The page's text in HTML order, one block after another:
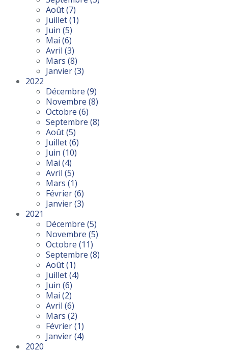
Août(7)
Juillet(1)
Juin (5)
Mai (6)
Avril (3)
Mars (8)
Janvier(3)
2022
Décembre (9)
Novembre (8)
Octobre (6)
Septembre (8)
Août(5)
Juillet(6)
Juin (10)
Mai (4)
Avril (5)
Mars (1)
Février(6)
Janvier(3)
2021
Décembre (5)
Novembre (5)
Octobre (11)
Septembre (8)
Août(1)
Juillet(4)
Juin (6)
Mai (2)
Avril (6)
Mars (2)
Février(1)
Janvier(4)
2020